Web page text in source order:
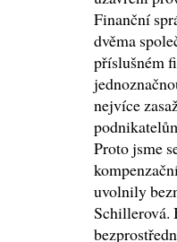
Finanční
dvěma
příslušném
nejvíce
Proto jsme
uvolnily
Schillerová.